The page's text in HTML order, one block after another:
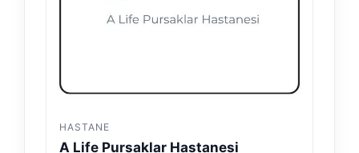
HASTANE
A Life Pursaklar Hastanesi